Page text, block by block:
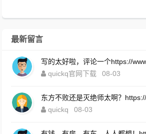
最新留言
写的太好啦，评论一个https://
quickq官网下载
08-03
东方不败还是灭绝师太啊？
quickq
08-03